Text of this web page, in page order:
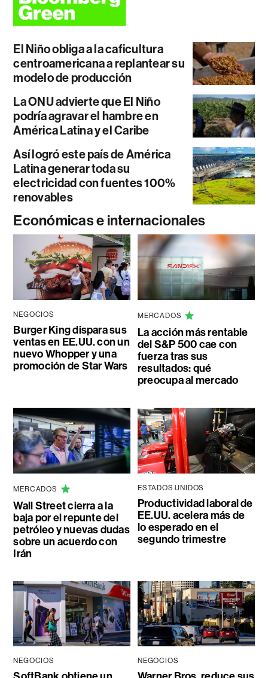
El Niño obliga a la caficultura
centroamericana a replantear su
modelo de producción
La ONU advierte que El Niño
podría agravar el hambre en
América Latina y el Caribe
Así logró este país de América
Latina generar toda su
electricidad con fuentes 100%
renovables
Económicas e internacionales
NEGOCIOS
Burger King dispara sus
ventas en EE.UU. con un
nuevo Whopper y una
promoción de Star Wars
MERCADOS
La acción más rentable
del S&P 500 cae con
fuerza tras sus
resultados: qué
preocupa al mercado
MERCADOS
Wall Street cierra a la
baja por el repunte del
petróleo y nuevas dudas
sobre un acuerdo con
Irán
ESTADOS UNIDOS
Productividad laboral de
EE.UU. acelera más de
lo esperado en el
segundo trimestre
NEGOCIOS NEGOCIOS